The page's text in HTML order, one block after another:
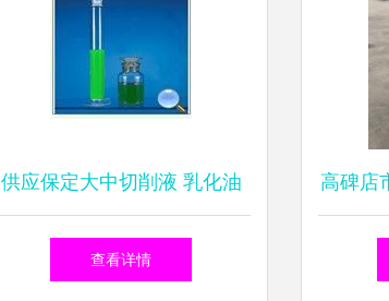
供应保定大中切削液 乳化油
厂家批发订购的全面指南
查看详情
高碑店
乳化